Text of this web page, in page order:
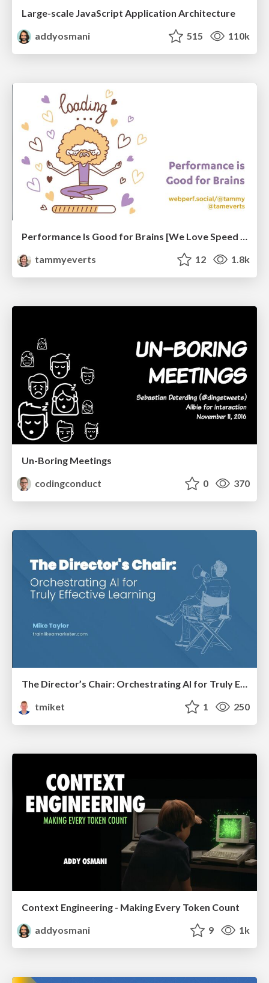
Large-scale JavaScript Application Architecture
addyosmani
515 110k
Performance Is Good for Brains [We Love Speed 2024]
tammyeverts
12 1.8k
Un-Boring Meetings
codingconduct
0 370
The Director’s Chair: Orchestrating AI for Truly Effective Learning
tmiket
1 250
Context Engineering - Making Every Token Count
addyosmani
9 1k